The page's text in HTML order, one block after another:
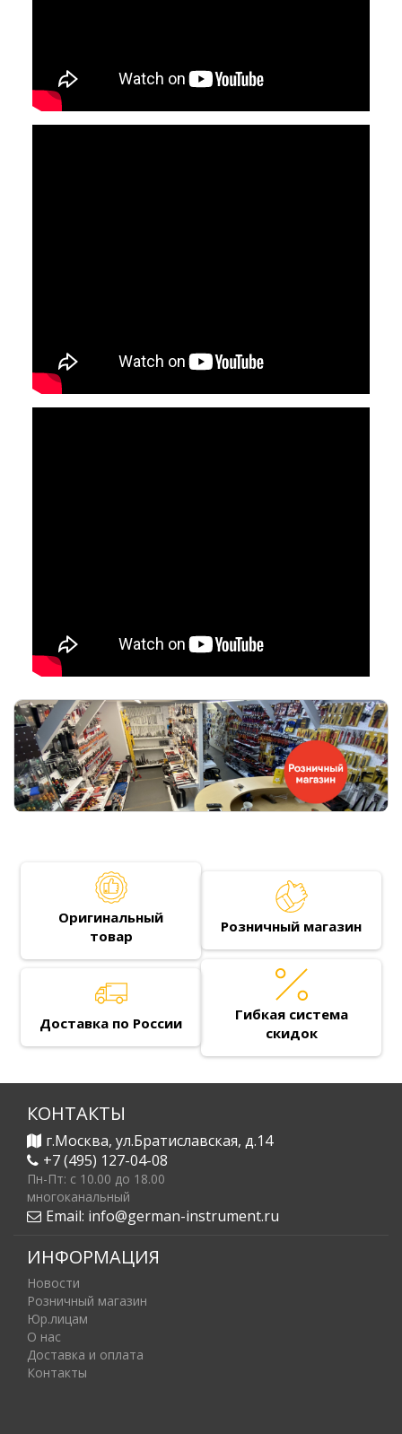
Оригинальный
товар
Розничный магазин
Доставка по России
Гибкая система
скидок
КОНТАКТЫ
г.Москва, ул.Братиславская, д.14
+7 (495) 127-04-08
Пн-Пт: c 10.00 до 18.00
многоканальный
Email: info@german-instrument.ru
ИНФОРМАЦИЯ
Новости
Розничный магазин
Юр.лицам
О нас
Доставка и оплата
Контакты